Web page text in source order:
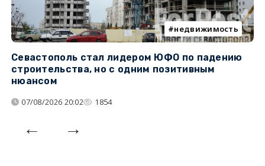
недвижимость
Севастополь стал лидером ЮФО по падению
строительства, но с одним позитивным
нюансом
07/08/2026 20:02 1854